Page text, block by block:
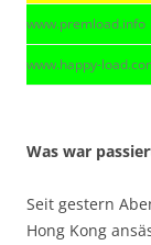
www.premload.info
www.happy-
Was war
Seit gestern
Hong Kong